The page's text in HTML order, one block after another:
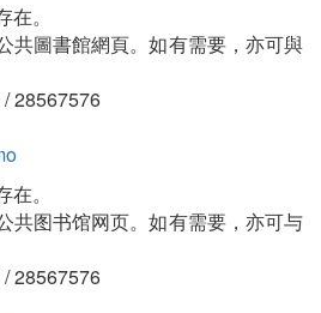
。
共圖書館網頁。如有需要，亦可與
28567576
。
共图书馆网页。如有需要，亦可与
28567576